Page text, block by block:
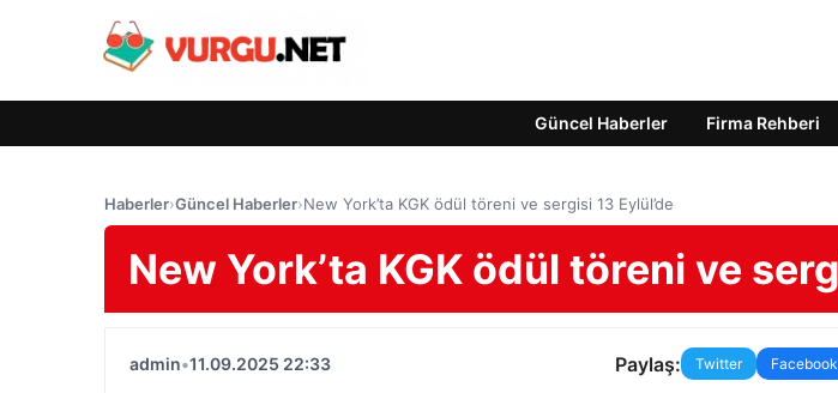
Güncel Haberler Firma Rehberi
Haberler›Güncel Haberler›New York’ta KGK ödül töreni ve sergisi 13 Eylül’de
New York’ta KGK ödül töreni ve
admin•11.09.2025 22:33 Paylaş: Twitter Facebook